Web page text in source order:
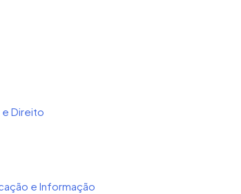
e Direito
e Informação